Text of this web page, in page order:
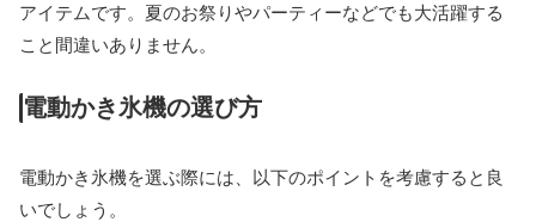
アイテムです。夏のお祭りやパーティーなどでも大活躍する
こと間違いありません。
電動かき氷機の選び方
電動かき氷機を選ぶ際には、以下のポイントを考慮すると良
いでしょう。